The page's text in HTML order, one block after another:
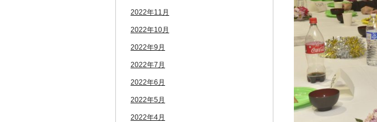
2022年11月
2022年10月
2022年9月
2022年7月
2022年6月
2022年5月
2022年4月